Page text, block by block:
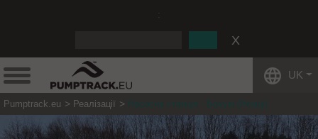
UK
Pumptrack.eu Реалізації Насосна станція - Бохум (Нємці)